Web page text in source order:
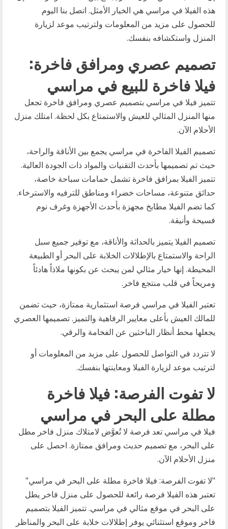
هذه الفيلا في مراسي هي الخيار الأمثل. اتصل بنا اليوم
للحصول على مزيد من المعلومات ولترتيب موعد لزيارة
المنزل واستكشافه بنفسك.
تصميم عصري ومرافق فاخرة:
فيلا فاخرة للبيع في مراسي
تتميز فيلا في مراسي بتصميم عصري ومرافق فاخرة تجعل
منها المنزل المثالي للعيش والاستمتاع بكل لحظة. امتلك منزل
الأحلام الآن.
تصميم الفيلا الفاخرة في مراسي يجمع بين الأناقة والراحة،
حيث تم تصميمها بأحدث التقنيات والمواد ذات الجودة العالية.
تتميز الفيلا بمرافق فاخرة تشمل حمامات سباحة خاصة،
حدائق متنوعة، مساحات خضراء ومناطق للترفيه والاسترخاء.
كما تضم الفيلا مطابخ مجهزة بأحدث الأجهزة وغرف نوم
فسيحة وأنيقة.
تصميم الفيلا يتميز بالحداثة والأناقة، مع توفير جميع سبل
الراحة والاستمتاع بالإطلالات الخلابة على البحر أو الطبيعة
المحيطة. إنها خيار مثالي لمن يبحث عن بكونها ملاذاً هادئاً
ومريحاً في قلب منتجع فاخر.
تعتبر الفيلا في مراسي فرصة استثمارية ممتازة، حيث تضمن
للمالك العيش بأعلى معايير الرفاهية والتميز. تصميمها العصري
يجعلها محط أنظار الباحثين عن الفخامة والرقي.
لا تتردد في التواصل للحصول على مزيد من المعلومات أو
لترتيب موعد لزيارة الفيلا ومعاينتها بنفسك.
لا تفوت الفرصة: فيلا فاخرة
مطلة على البحر في مراسي
فيلا في مراسي تعد فرصة لا تُعوَّض لامتلاك منزل فاخر مطل
على البحر، مع تصميم حديث ومرافق ممتازة. احصل على
منزل الأحلام الآن.
"لا تفوت الفرصة: فيلا فاخرة مطلة على البحر في مراسي"
تعتبر هذه الفيلا فرصة رائعة للحصول على منزل فاخر يطل
على البحر في موقع مثالي في مراسي. تتميز الفيلا بتصميم
فاخر وموقع استثنائي يوفر إطلالات خلابة على البحر والمناظر